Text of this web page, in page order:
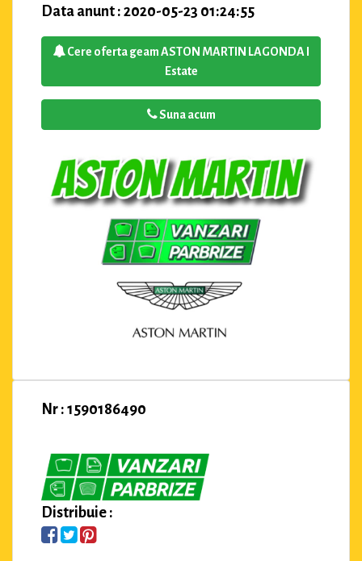
Data anunt : 2020-05-23 01:24:55
Cere oferta geam ASTON MARTIN LAGONDA I
Estate
Suna acum
Nr : 1590186490
Distribuie :